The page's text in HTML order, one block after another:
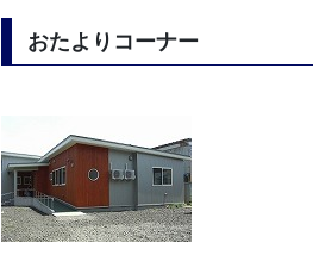
おたよりコーナー